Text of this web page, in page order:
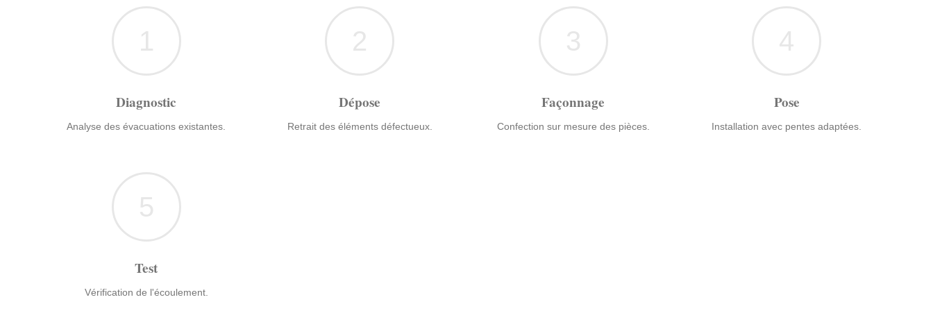
1
Diagnostic
Analyse des évacuations existantes.
2
Dépose
Retrait des éléments défectueux.
3
Façonnage
Confection sur mesure des pièces.
4
Pose
Installation avec pentes adaptées.
5
Test
Vérification de l'écoulement.